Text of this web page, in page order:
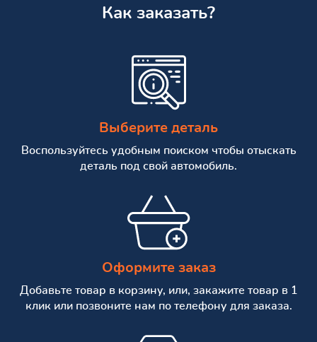
Как заказать?
Выберите деталь
Воспользуйтесь удобным поиском чтобы отыскать
деталь под свой автомобиль.
Оформите заказ
Добавьте товар в корзину, или, закажите товар в 1
клик или позвоните нам по телефону для заказа.